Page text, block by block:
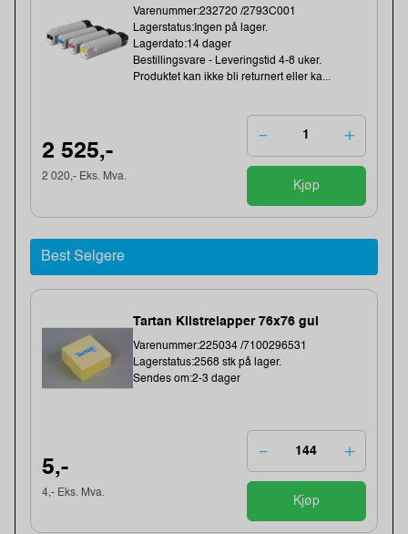
Varenummer:232720 /2793C001
Lagerstatus:Ingen på lager.
Lagerdato:14 dager
Bestillingsvare - Leveringstid 4-8 uker.
Produktet kan ikke bli returnert eller ka...
2 525,-
2 020,- Eks. Mva.
Kjøp
Best Selgere
Tartan Klistrelapper 76x76 gul
Varenummer:225034 /7100296531
Lagerstatus:2568 stk på lager.
Sendes om:2-3 dager
5,-
4,- Eks. Mva.
Kjøp